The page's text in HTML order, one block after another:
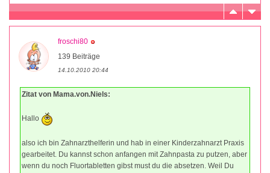
froschi80
139 Beiträge
14.10.2010 20:44
Zitat von Mama.von.Niels:
Hallo
also ich bin Zahnarzthelferin und hab in einer Kinderzahnarzt Praxis
gearbeitet. Du kannst schon anfangen mit Zahnpasta zu putzen, aber
wenn du noch Fluortabletten gibst must du die absetzen. Weil Du